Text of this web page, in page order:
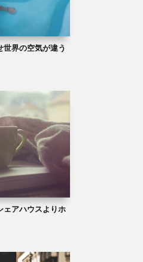
界の空気が違う
ェアハウスよりホ